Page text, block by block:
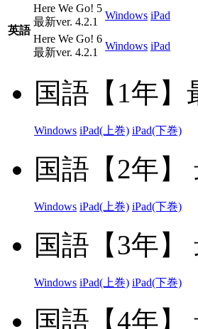
英語
Here We Go! 5
最新ver. 4.2.1
Windows iPad
Here We Go! 6
最新ver. 4.2.1
Windows iPad
国語【1年】
Windows iPad(上巻) iPad(下巻)
国語【2年】
Windows iPad(上巻) iPad(下巻)
国語【3年】
Windows iPad(上巻) iPad(下巻)
国語【4年】